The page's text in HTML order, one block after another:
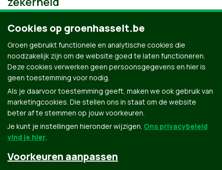
Groen.be
Cookies op groenhasselt.be
Groen gebruikt functionele en analytische cookies die
noodzakelijk zijn om de website goed te laten functioneren.
Deze cookies verwerken geen persoonsgegevens en hier is
geen toestemming voor nodig.
Als je daarvoor toestemming geeft, maken we ook gebruik van
marketingcookies. Die stellen ons in staat om de website
beter af te stemmen op jouw voorkeuren.
Je kunt je instellingen hieronder wijzigen. Ons privacybeleid
vind je hier.
Voorkeuren aanpassen